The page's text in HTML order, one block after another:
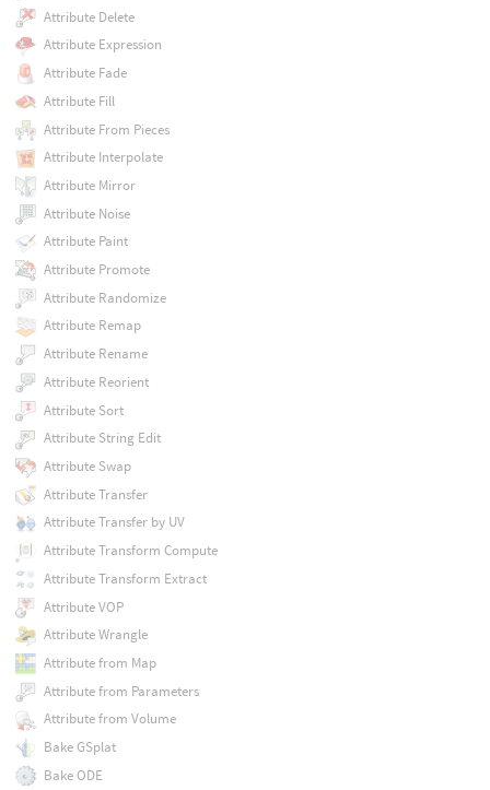
Attribute Delete
Attribute Expression
Attribute Fade
Attribute Fill
Attribute From Pieces
Attribute Interpolate
Attribute Mirror
Attribute Noise
Attribute Paint
Attribute Promote
Attribute Randomize
Attribute Remap
Attribute Rename
Attribute Reorient
Attribute Sort
Attribute String Edit
Attribute Swap
Attribute Transfer
Attribute Transfer by UV
Attribute Transform Compute
Attribute Transform Extract
Attribute VOP
Attribute Wrangle
Attribute from Map
Attribute from Parameters
Attribute from Volume
Bake GSplat
Bake ODE